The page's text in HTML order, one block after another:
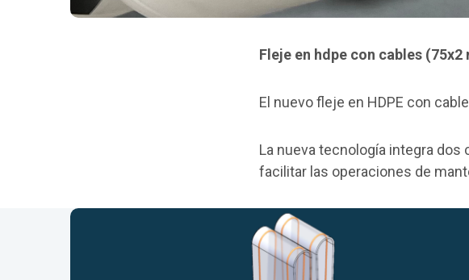
Fleje en hdpe con cables (75x2
El nuevo fleje en HDPE con
La nueva tecnología integra
facilitar las operaciones de